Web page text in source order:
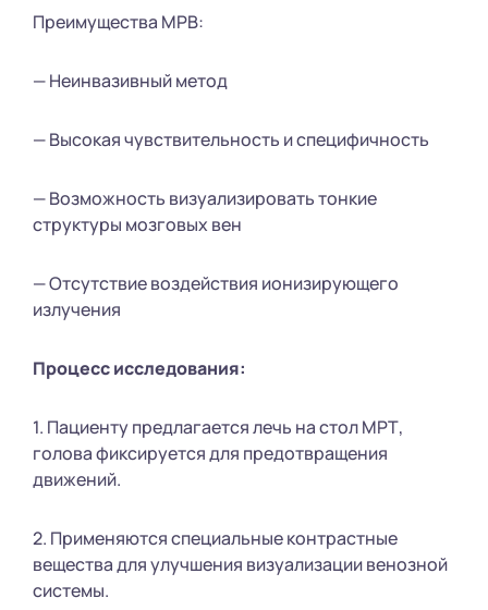
Преимущества МРВ:
— Неинвазивный метод
— Высокая чувствительность и специфичность
— Возможность визуализировать тонкие
структуры мозговых вен
— Отсутствие воздействия ионизирующего
излучения
Процесс исследования:
1. Пациенту предлагается лечь на стол МРТ,
голова фиксируется для предотвращения
движений.
2. Применяются специальные контрастные
вещества для улучшения визуализации венозной
системы.